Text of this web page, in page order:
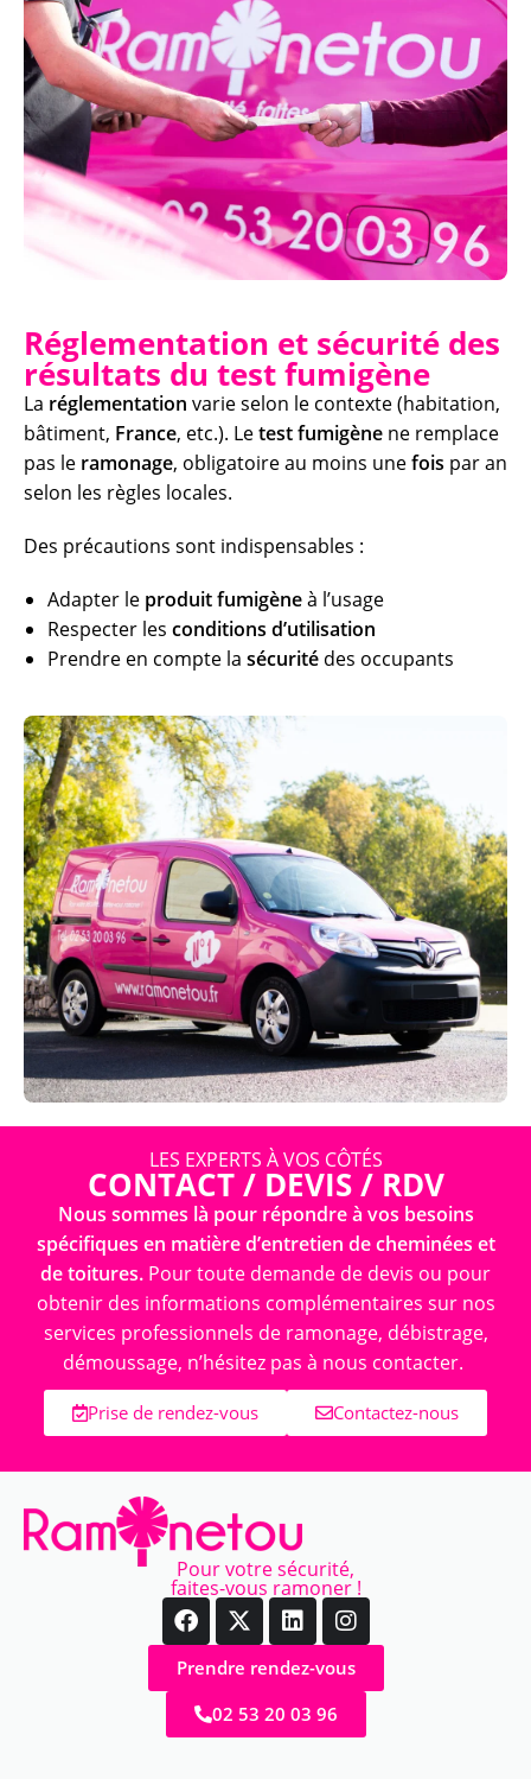
Réglementation et sécurité des
résultats du test fumigène
La réglementation varie selon le contexte (habitation,
bâtiment, France, etc.). Letest fumigène ne remplace
pas le ramonage, obligatoire au moins unefois par an
selon les règles locales.
Des précautions sont indispensables :
Adapter le produit fumigèneà l’usage
Respecter les conditions d’utilisation
Prendre en compte la sécurité des occupants
LES EXPERTS À VOS CÔTÉS
CONTACT / DEVIS / RDV
Nous sommes là pour répondre à vos besoins
spécifiques en matière d’entretien de cheminées et
de toitures. Pour toute demande de devis ou pour
obtenir des informations complémentaires sur nos
services professionnels de ramonage, débistrage,
démoussage, n’hésitez pas à nous contacter.
Prise de rendez-vous Contactez-nous
Pour votre sécurité,
faites-vous ramoner !
Prendre rendez-vous
02 53 20 03 96